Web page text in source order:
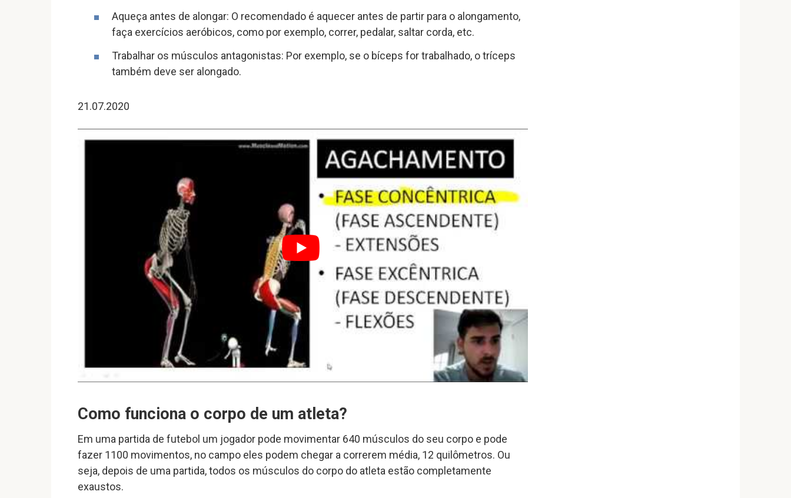
Aqueça antes de alongar: O recomendado é aquecer antes de partir para o alongamento,
faça exercícios aeróbicos, como por exemplo, correr, pedalar, saltar corda, etc.
Trabalhar os músculos antagonistas: Por exemplo, se o bíceps for trabalhado, o tríceps
também deve ser alongado.
21.07.2020
Como funciona o corpo de um atleta?
Em uma partida de futebol um jogador pode movimentar 640 músculos do seu corpo e pode
fazer 1100 movimentos, no campo eles podem chegar a correrem média, 12 quilômetros. Ou
seja, depois de uma partida, todos os músculos do corpo do atleta estão completamente
exaustos.